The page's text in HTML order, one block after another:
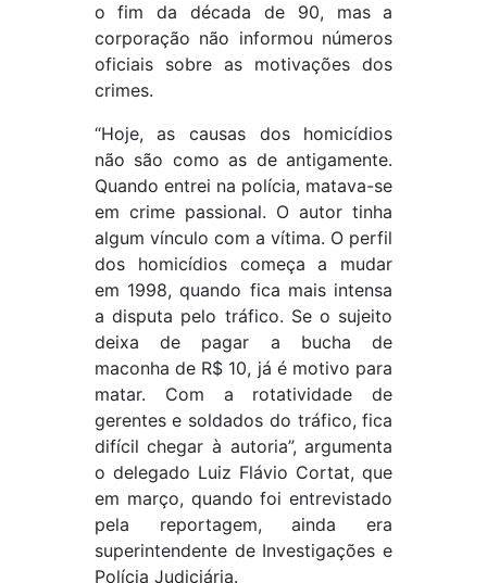
o fim da década de 90, mas a
corporação não informou números
oficiais sobre as motivações dos
crimes.
“Hoje, as causas dos homicídios
não são como as de antigamente.
Quando entrei na polícia, matava-se
em crime passional. O autor tinha
algum vínculo com a vítima. O perfil
dos homicídios começa a mudar
em 1998, quando fica mais intensa
a disputa pelo tráfico. Se o sujeito
deixa de pagar a bucha de
maconha de R$ 10, já é motivo para
matar. Com a rotatividade de
gerentes e soldados do tráfico, fica
difícil chegar à autoria”, argumenta
o delegado Luiz Flávio Cortat, que
em março, quando foi entrevistado
pela reportagem, ainda era
superintendente de Investigações e
Polícia Judiciária.